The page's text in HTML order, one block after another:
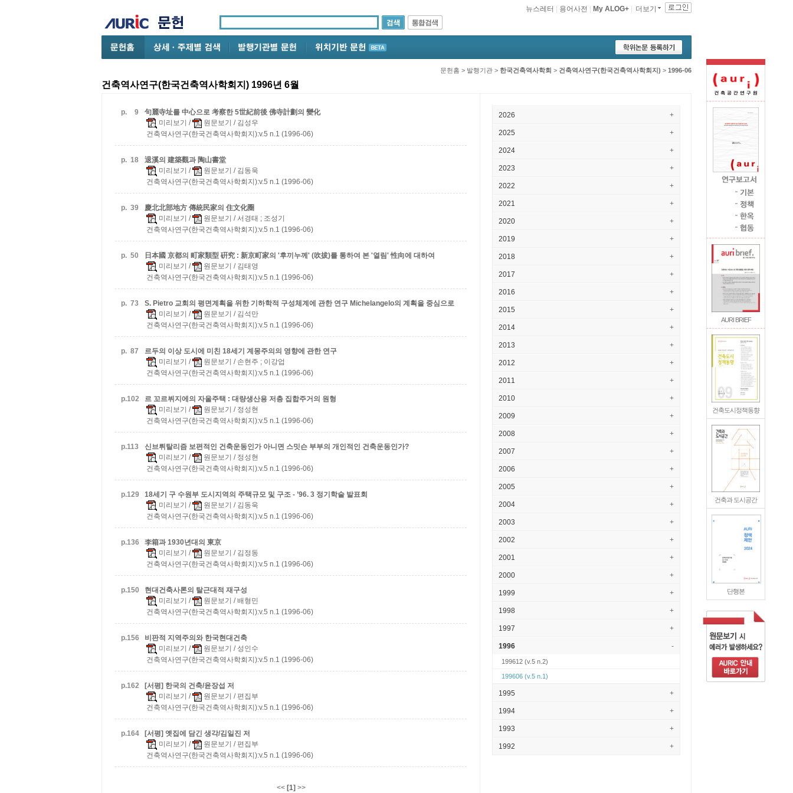
AURI BRIEF
건축도시정책동향
건축과 도시공간
단행본
더보기
My ALOG+
용어사전
뉴스레터
문헌홈 > 발행기관 > 한국건축역사학회 > 건축역사연구(한국건축역사학회지) > 1996-06
건축역사연구(한국건축역사학회지) 1996년 6월
p. 9
句麗寺址를 中心으로 考察한 5世紀前後 佛寺計劃의 變化
미리보기 / 원문보기 / 김성우
건축역사연구(한국건축역사학회지):v.5 n.1 (1996-06)
p. 18
退溪의 建築觀과 陶山書堂
미리보기 / 원문보기 / 김동욱
건축역사연구(한국건축역사학회지):v.5 n.1 (1996-06)
p. 39
慶北北部地方 傳統民家의 住文化圈
미리보기 / 원문보기 / 서경태 ; 조성기
건축역사연구(한국건축역사학회지):v.5 n.1 (1996-06)
p. 50
日本國 京都의 町家類型 硏究 : 新京町家의 '후끼누께' (吹拔)를 통하여 본 '열림' 性向에 대하여
미리보기 / 원문보기 / 김태영
건축역사연구(한국건축역사학회지):v.5 n.1 (1996-06)
p. 73 S. Pietro 교회의 평면계획을 위한 기하학적 구성체계에 관한 연구 Michelangelo의 계획을 중심으로
미리보기 / 원문보기 / 김석만
건축역사연구(한국건축역사학회지):v.5 n.1 (1996-06)
p. 87
르두의 이상 도시에 미친 18세기 계몽주의의 영향에 관한 연구
미리보기 / 원문보기 / 손현주 ; 이강업
건축역사연구(한국건축역사학회지):v.5 n.1 (1996-06)
p.102
르 꼬르뷔지에의 자울주택 : 대량생산용 저층 집합주거의 원형
미리보기 / 원문보기 / 정성현
건축역사연구(한국건축역사학회지):v.5 n.1 (1996-06)
p.113 신브뤼탈리즘 보편적인 건축운동인가 아니면 스밋슨 부부의 개인적인 건축운동인가?
미리보기 / 원문보기 / 정성현
건축역사연구(한국건축역사학회지):v.5 n.1 (1996-06)
p.129
18세기 구 수원부 도시지역의 주택규모 및 구조 - ’96. 3 정기학술 발표회
미리보기 / 원문보기 / 김동욱
건축역사연구(한국건축역사학회지):v.5 n.1 (1996-06)
p.136
李箱과 1930년대의 東京
미리보기 / 원문보기 / 김정동
건축역사연구(한국건축역사학회지):v.5 n.1 (1996-06)
p.150
현대건축사론의 탈근대적 재구성
미리보기 / 원문보기 / 배형민
건축역사연구(한국건축역사학회지):v.5 n.1 (1996-06)
p.156
비판적 지역주의와 한국현대건축
미리보기 / 원문보기 / 성인수
건축역사연구(한국건축역사학회지):v.5 n.1 (1996-06)
p.162
[서평] 한국의 건축/윤장섭 저
미리보기 / 원문보기 / 편집부
건축역사연구(한국건축역사학회지):v.5 n.1 (1996-06)
p.164
[서평] 옛집에 담긴 생각/김일진 저
미리보기 / 원문보기 / 편집부
건축역사연구(한국건축역사학회지):v.5 n.1 (1996-06)
<< [1] >>
2026 +
2025 +
2024 +
2023 +
2022 +
2021 +
2020 +
2019 +
2018 +
2017 +
2016 +
2015 +
2014 +
2013 +
2012 +
2011 +
2010 +
2009 +
2008 +
2007 +
2006 +
2005 +
2004 +
2003 +
2002 +
2001 +
2000 +
1999 +
1998 +
1997 +
1996 -
199612 (v.5 n.2)
199606 (v.5 n.1)
1995 +
1994 +
1993 +
1992 +